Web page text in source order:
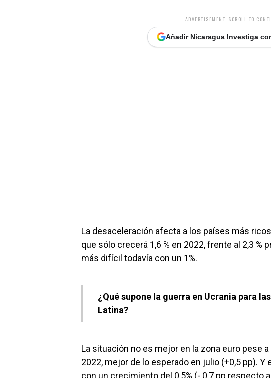
ADVERTISEMENT. SCROLL TO
Añadir Nicaragua Investiga
La desaceleración afecta a los países más
que sólo crecerá 1,6 % en 2022, frente al 2,3 %
más difícil todavía con un 1%.
¿Qué supone la guerra en Ucrania para
Latina?
La situación no es mejor en la zona euro pese
2022, mejor de lo esperado en julio (+0,5 pp).
con un crecimiento del 0,5% (- 0,7 pp respecto